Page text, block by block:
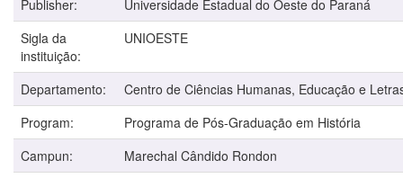
Publisher:
Universidade Estadual do Oeste do Paraná
Sigla da
instituição:
UNIOESTE
Departamento:
Centro de Ciências Humanas, Educação e
Program:
Programa de Pós-Graduação em História
Campun:
Marechal Cândido Rondon